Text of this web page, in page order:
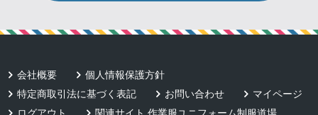
会社概要
個人情報保護方針
特定商取引法に基づく表記
お問い合わせ
マイページ
ログアウト
関連サイト 作業服ユニフォーム制服道場